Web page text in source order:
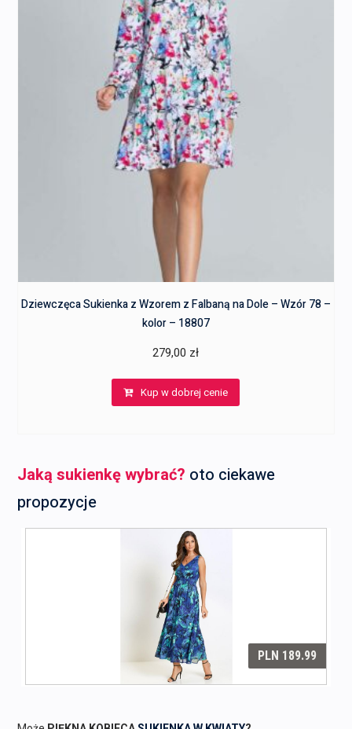
Dziewczęca Sukienka z Wzorem z Falbaną na Dole – Wzór 78 –
kolor – 18807
279,00 zł
Kup w dobrej cenie
Jaką sukienkę wybrać? oto ciekawe
propozycje